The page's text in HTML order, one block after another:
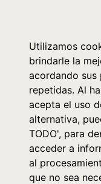
Utilizamos
brindarle la
acordando sus
repetidas. Al
acepta el uso
alternativa,
TODO', para
acceder a
al
que no sea